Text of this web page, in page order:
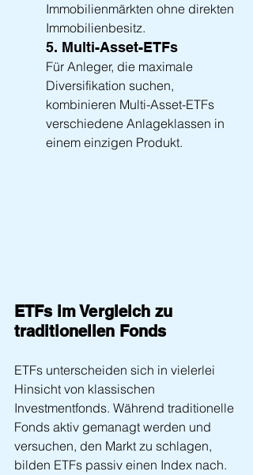
Immobilienmärkten ohne direkten
Immobilienbesitz.
5. Multi-Asset-ETFs
Für Anleger, die maximale
Diversifikation suchen,
kombinieren Multi-Asset-ETFs
verschiedene Anlageklassen in
einem einzigen Produkt.
ETFs im Vergleich zu
traditionellen Fonds
ETFs unterscheiden sich in vielerlei
Hinsicht von klassischen
Investmentfonds. Während traditionelle
Fonds aktiv gemanagt werden und
versuchen, den Markt zu schlagen,
bilden ETFs passiv einen Index nach.